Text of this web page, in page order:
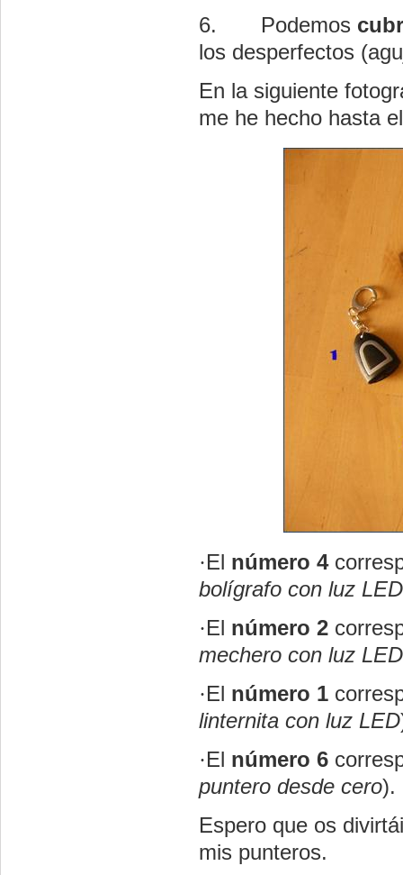
6.
Podemos
los desperfectos
En la siguiente
me he hecho hasta
·El número 4
bolígrafo con luz LED
·El número 2
mechero con luz LED
·El número 1
linternita con luz LED
·El número 6
puntero desde cero).
Espero que os
mis punteros.